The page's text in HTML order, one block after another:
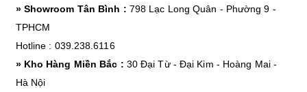
» Showroom Tân Bình : 798 Lạc Long Quân - Phường 9 -
TPHCM
Hotline : 039.238.6116
» Kho Hàng Miền Bắc : 30 Đại Từ - Đại Kim - Hoàng Mai -
Hà Nội